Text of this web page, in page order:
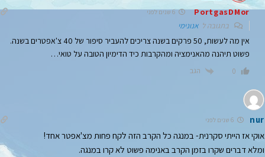
PortgasDMor 6 שנים לפני
בתגובה לאנונימי
אין מה לעשות, 50 פרקים בשנה צריכים להעביר סיפור של 40 צ'אפטרים בשנה.
פשוט תיהנה מהאנימציה ומהקרבות כיד הדימיון הטובה על טואי…
0 הגב
nur 6 שנים לפני
אוקי אז הייתי סקרנית- במנגה כל הקרב הזה לקח פחות מצ'אפטר אחד!
ומלא דברים שקרו בזמן הקרב באנימה פשוט לא קרו במנגה.